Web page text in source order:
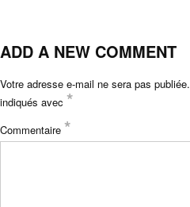
ADD A NEW COMMENT
Votre adresse e-mail ne sera pas publiée.
indiqués avec *
Commentaire *